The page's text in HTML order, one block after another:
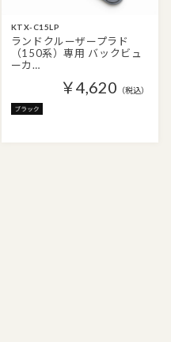
KTX-C15LP
ランドクルーザープラド
（150系）専用 バックビュ
ーカ…
￥4,620 （税込）